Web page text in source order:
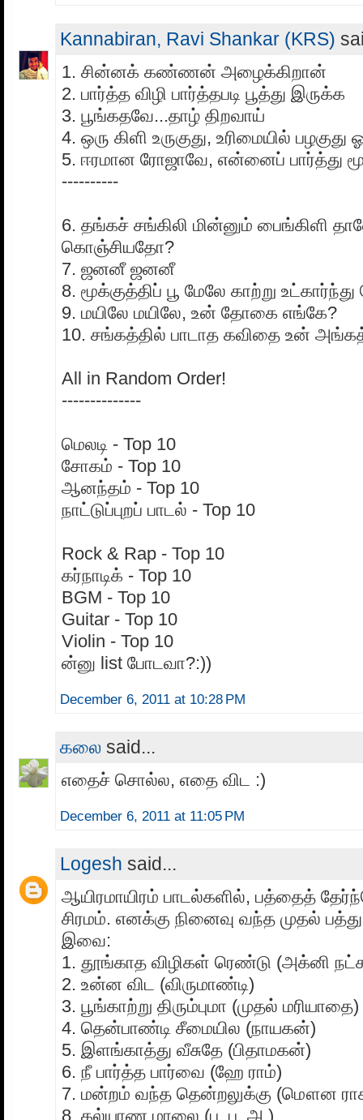
Kannabiran, Ravi Shankar (KRS)
1. சின்னக் கண்ணன் அழைக்கிறான்
2. பார்த்த விழி பார்த்தபடி பூத்து இருக்க
3. பூங்கதவே...தாழ் திறவாய்
4. ஒரு கிளி உருகுது, உரிமையில்
5. ஈரமான ரோஜாவே, என்னைப் பார்த்து
----------
6. தங்கச் சங்கிலி மின்னும் பைங்கிளி
கொஞ்சியதோ?
7. ஜனனீ ஜனனீ
8. மூக்குத்திப் பூ மேலே காற்று உட்கார்ந்து
9. மயிலே மயிலே, உன் தோகை எங்கே?
10. சங்கத்தில் பாடாத கவிதை உன்
All in Random Order!
--------------
மெலடி - Top 10
சோகம் - Top 10
ஆனந்தம் - Top 10
நாட்டுப்புறப் பாடல் - Top 10
Rock & Rap - Top 10
கர்நாடிக் - Top 10
BGM - Top 10
Guitar - Top 10
Violin - Top 10
ன்னு list போடவா?:))
December 6, 2011 at 10:28 PM
கலை said...
எதைச் சொல்ல, எதை விட :)
December 6, 2011 at 11:05 PM
Logesh said...
ஆயிரமாயிரம் பாடல்களில், பத்தைத்
சிரமம். எனக்கு நினைவு வந்த முதல்
இவை:
1. தூங்காத விழிகள் ரெண்டு (அக்னி
2. உன்ன விட (விருமாண்டி)
3. பூங்காற்று திரும்புமா (முதல் மரியாதை)
4. தென்பாண்டி சீமையில (நாயகன்)
5. இளங்காத்து வீசுதே (பிதாமகன்)
6. நீ பார்த்த பார்வை (ஹே ராம்)
7. மன்றம் வந்த தென்றலுக்கு (மௌன
8. கல்யாண மாலை (பு. பு. அ.)